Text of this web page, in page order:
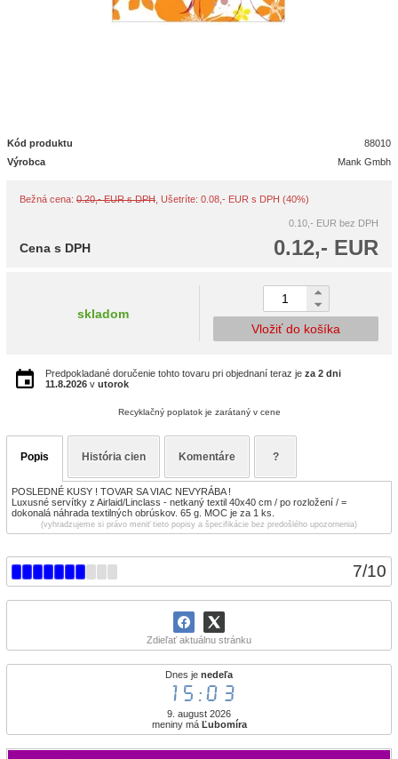
7/10
Zdieľať aktuálnu stránku
Dnes je nedeľa
15:03
9. august 2026
meniny má Ľubomíra
Kód produktu
88010
Výrobca
Mank Gmbh
Bežná cena: 0.20,- EUR s DPH , Ušetríte: 0.08,- EUR s DPH (40%)
0.10,- EUR bez DPH
0.12,- EUR
Cena s DPH
skladom
Vložiť do košíka
Predpokladané doručenie tohto tovaru pri objednaní teraz je za 2 dni
11.8.2026 v utorok
Recyklačný poplatok je zarátaný v cene
Popis História cien Komentáre ?
POSLEDNÉ KUSY ! TOVAR SA VIAC NEVYRÁBA !
Luxusné servítky z Airlaid/Linclass - netkaný textil 40x40 cm / po rozložení / =
dokonalá náhrada textilných obrúskov. 65 g. MOC je za 1 ks.
(vyhradzujeme si právo meniť tieto popisy a špecifikácie bez predošlého upozornenia)